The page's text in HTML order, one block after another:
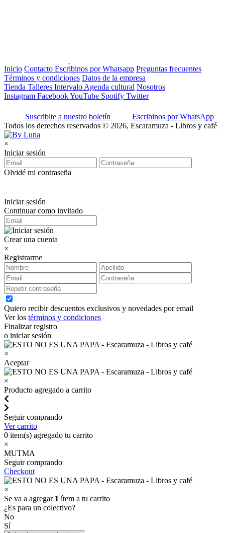
Inicio Contacto Escribinos por Whatsapp Preguntas frecuentes
Términos y condiciones Datos de la empresa
Tienda Talleres Intervalo Agenda cultural Nosotros
Instagram FacebookYouTube Spotify Twitter
Suscribite a nuestro boletín
Escribinos por WhatsApp
Todos los derechos reservados © 2026, Escaramuza - Libros y café
×
Iniciar sesión
Olvidé mi contraseña
Iniciar sesión
Continuar como invitado
Crear una cuenta
×
Registrarme
Quiero recibir descuentos exclusivos y novedades por email
Ver los términos y condiciones
Finalizar registro
o iniciar sesión
×
Aceptar
×
Producto agregado a carrito
Seguir comprando
Ver carrito
0 item(s) agregado tu carrito
×
MUTMA
Seguir comprando
Checkout
×
Se va a agregar 1 ítem a tu carrito
¿Es para un colectivo?
No
Sí